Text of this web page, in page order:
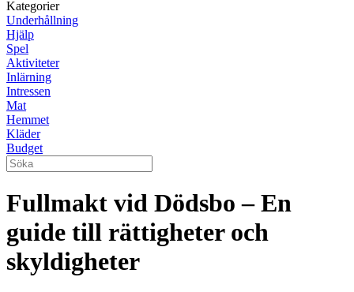
Kategorier
Underhållning
Hjälp
Spel
Aktiviteter
Inlärning
Intressen
Mat
Hemmet
Kläder
Budget
Fullmakt vid Dödsbo – En
guide till rättigheter och
skyldigheter